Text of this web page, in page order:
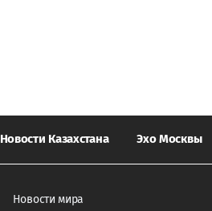
Новости Казахстана Эхо Москвы
Новости мира